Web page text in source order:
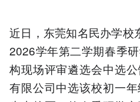
近日，东莞知名民办学校
2026学年第二学期春季
构现场评审遴选会中选
有限公司中选该校初一年